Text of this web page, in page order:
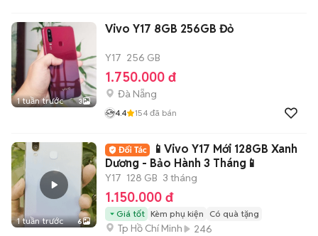
1 tuần trước 3
Vivo Y17 8GB 256GB Đỏ
Y17 256 GB
1.750.000 đ
Đà Nẵng
4.4 154 đã bán
1 tuần trước 6
📱Vivo Y17 Mới 128GB Xanh
Dương - Bảo Hành 3 Tháng📱
Y17 128 GB 3 tháng
1.150.000 đ
Giá tốt Kèm phụ kiện Có quà tặng
Tp Hồ Chí Minh 246